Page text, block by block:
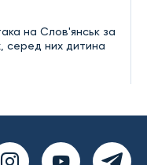
на Слов'янськ за
серед них дитина